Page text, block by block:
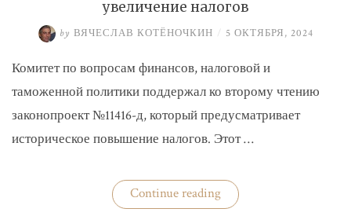
увеличение налогов
by ВЯЧЕСЛАВ КОТЁНОЧКИН / 5 ОКТЯБРЯ, 2024
Комитет по вопросам финансов, налоговой и
таможенной политики поддержал ко второму чтению
законопроект №11416-д, который предусматривает
историческое повышение налогов. Этот …
Continue reading«Комитет
ВР